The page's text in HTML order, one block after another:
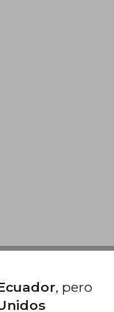
PuedesRepetir
, pero